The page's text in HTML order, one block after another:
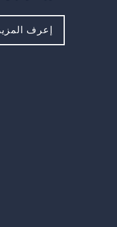
إعرف